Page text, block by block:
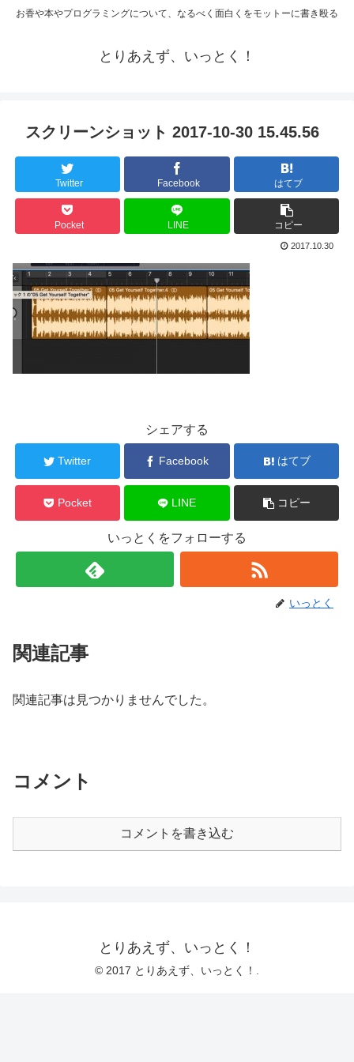
お香や本やプログラミングについて、なるべく面白くをモットーに書き殴る
とりあえず、いっとく！
スクリーンショット 2017-10-30 15.45.56
Twitter Facebook はてブ
Pocket LINE コピー
2017.10.30
シェアする
Twitter Facebook はてブ
Pocket LINE コピー
いっとくをフォローする
いっとく
関連記事
関連記事は見つかりませんでした。
コメント
コメントを書き込む
とりあえず、いっとく！
© 2017 とりあえず、いっとく！.